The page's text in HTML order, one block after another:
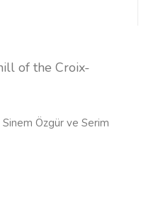
of the Croix-
Özgür ve Serim